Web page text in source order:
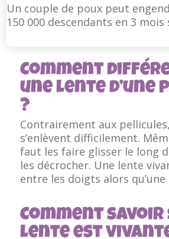
Un couple de poux peut
150 000 descendants en 3 mois
Comment
une lente d’une
?
Contrairement aux
s’enlèvent difficilement.
faut les faire glisser le long
les décrocher. Une lente
entre les doigts alors
Comment savoir
lente est